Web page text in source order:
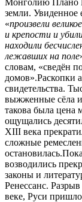
земли. Увиденное
«произвели
и крепости и
находили
лежавших на поле
словам, «сведён
домов».Раскопки
свидетельства.
выжженные сёла и
такова была цена
ощущались
XIII века
сложные
возводились
законы и
Ренессанс.
веке, Руси